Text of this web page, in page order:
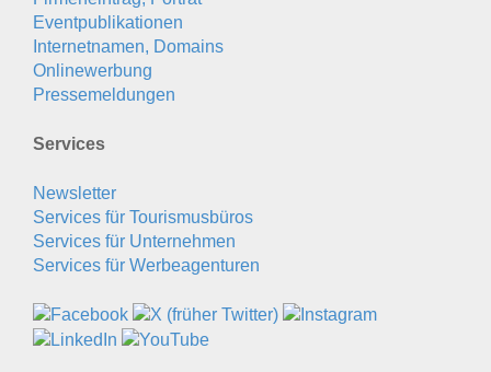
Eventpublikationen
Internetnamen, Domains
Onlinewerbung
Pressemeldungen
Services
Newsletter
Services für Tourismusbüros
Services für Unternehmen
Services für Werbeagenturen